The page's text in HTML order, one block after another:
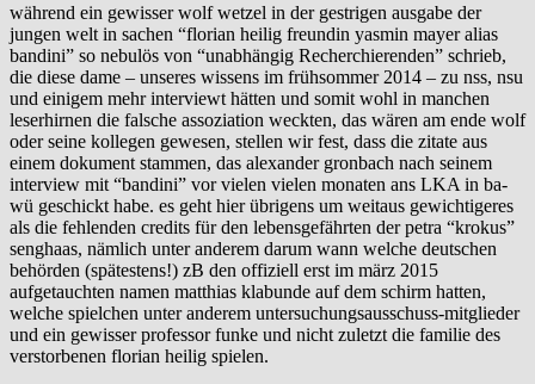
während ein gewisser wolf wetzel in der gestrigen ausgabe der
jungen welt in sachen “florian heilig freundin yasmin mayer alias
bandini” so nebulös von “unabhängig Recherchierenden” schrieb,
die diese dame – unseres wissens im frühsommer 2014 – zu nss, nsu
und einigem mehr interviewt hätten und somit wohl in manchen
leserhirnen die falsche assoziation weckten, das wären am ende wolf
oder seine kollegen gewesen, stellen wir fest, dass die zitate aus
einem dokument stammen, das alexander gronbach nach seinem
interview mit “bandini” vor vielen vielen monaten ans LKA in ba-
wü geschickt habe. es geht hier übrigens um weitaus gewichtigeres
als die fehlenden credits für den lebensgefährten der petra “krokus”
senghaas, nämlich unter anderem darum wann welche deutschen
behörden (spätestens!) zB den offiziell erst im märz 2015
aufgetauchten namen matthias klabunde auf dem schirm hatten,
welche spielchen unter anderem untersuchungsausschuss-mitglieder
und ein gewisser professor funke und nicht zuletzt die familie des
verstorbenen florian heilig spielen.